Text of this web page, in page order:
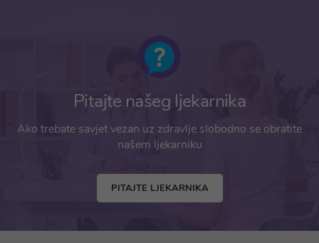
Pitajte našeg ljekarnika
Ako trebate savjet vezan uz zdravlje slobodno se obratite
našem ljekarniku
PITAJTE LJEKARNIKA